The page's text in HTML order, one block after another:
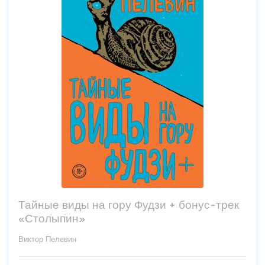
Тайные виды на гору Фудзи + бонус-трек
«Столыпин»
Виктор Пелевин